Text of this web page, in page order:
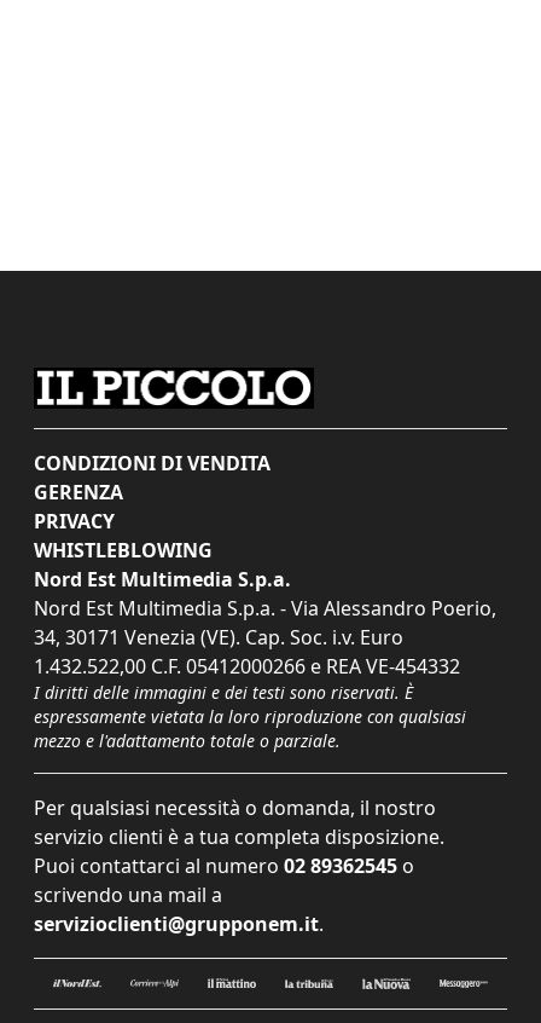
CONDIZIONI DI VENDITA
GERENZA
PRIVACY
WHISTLEBLOWING
Nord Est Multimedia S.p.a.
Nord Est Multimedia S.p.a. - Via Alessandro Poerio,
34, 30171 Venezia (VE). Cap. Soc. i.v. Euro
1.432.522,00 C.F. 05412000266 e REA VE-454332
I diritti delle immagini e dei testi sono riservati. È
espressamente vietata la loro riproduzione con qualsiasi
mezzo e l'adattamento totale o parziale.
Per qualsiasi necessità o domanda, il nostro
servizio clienti è a tua completa disposizione.
Puoi contattarci al numero 02 89362545 o
scrivendo una mail a
servizioclienti@grupponem.it.